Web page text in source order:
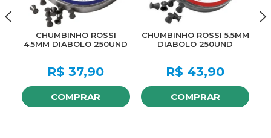
CHUMBINHO ROSSI
4.5MM DIABOLO 250UND
R$ 37,90
COMPRAR
CHUMBINHO ROSSI 5.5MM
DIABOLO 250UND
R$ 43,90
COMPRAR